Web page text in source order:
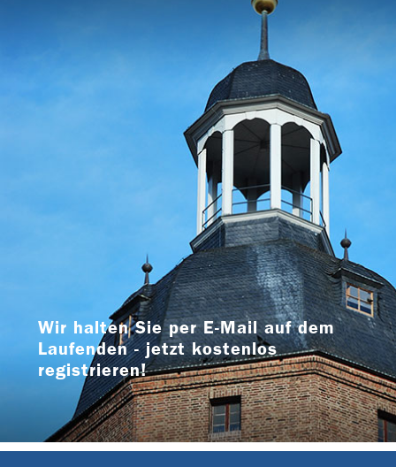
Wir halten Sie per E-Mail auf dem
Laufenden - jetzt kostenlos
registrieren!